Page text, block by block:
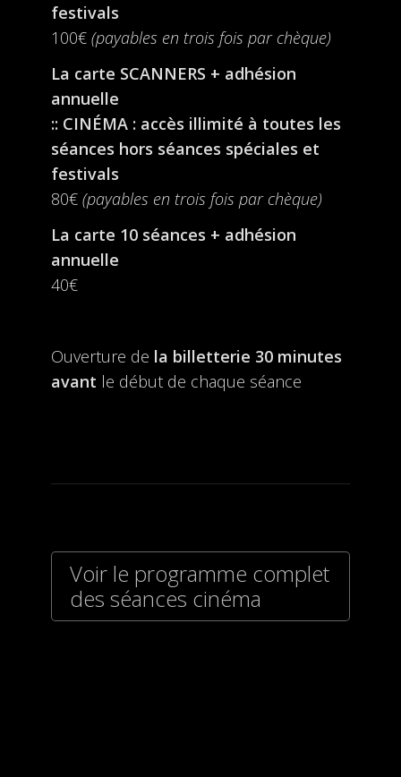
festivals
100€ (payables en trois fois par chèque)
La carte SCANNERS + adhésion
annuelle
:: CINÉMA : accès illimité à toutes les
séances hors séances spéciales et
festivals
80€ (payables en trois fois par chèque)
La carte 10 séances + adhésion
annuelle
40€
Ouverture de la billetterie 30 minutes
avant le début de chaque séance
Voir le programme complet
des séances cinéma